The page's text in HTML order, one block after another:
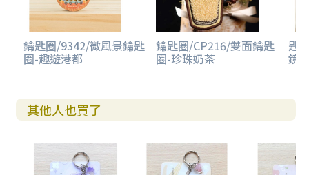
鑰匙圈/9342/微風景鑰匙
圈-趣遊港都
鑰匙圈/CP216/雙面鑰匙
圈-珍珠奶茶
匙
鏡-
其他人也買了